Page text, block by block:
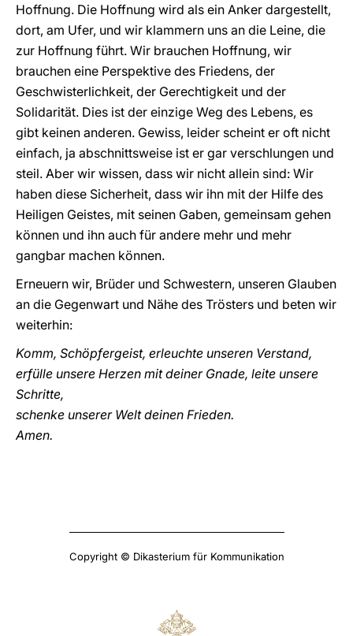
Hoffnung. Die Hoffnung wird als ein Anker dargestellt,
dort, am Ufer, und wir klammern uns an die Leine, die
zur Hoffnung führt. Wir brauchen Hoffnung, wir
brauchen eine Perspektive des Friedens, der
Geschwisterlichkeit, der Gerechtigkeit und der
Solidarität. Dies ist der einzige Weg des Lebens, es
gibt keinen anderen. Gewiss, leider scheint er oft nicht
einfach, ja abschnittsweise ist er gar verschlungen und
steil. Aber wir wissen, dass wir nicht allein sind: Wir
haben diese Sicherheit, dass wir ihn mit der Hilfe des
Heiligen Geistes, mit seinen Gaben, gemeinsam gehen
können und ihn auch für andere mehr und mehr
gangbar machen können.
Erneuern wir, Brüder und Schwestern, unseren Glauben
an die Gegenwart und Nähe des Trösters und beten wir
weiterhin:
Komm, Schöpfergeist, erleuchte unseren Verstand,
erfülle unsere Herzen mit deiner Gnade, leite unsere
Schritte,
schenke unserer Welt deinen Frieden.
Amen.
Copyright © Dikasterium für Kommunikation